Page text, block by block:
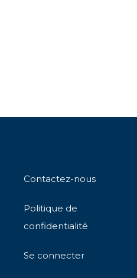
Contactez-nous
Politique de
confidentialité
Se connecter